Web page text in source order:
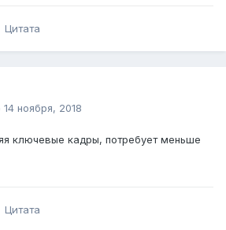
Цитата
14 ноября, 2018
ключевые кадры, потребует меньше
Цитата